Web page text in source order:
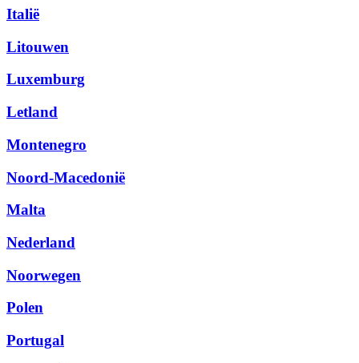
Italië
Litouwen
Luxemburg
Letland
Montenegro
Noord-Macedonië
Malta
Nederland
Noorwegen
Polen
Portugal